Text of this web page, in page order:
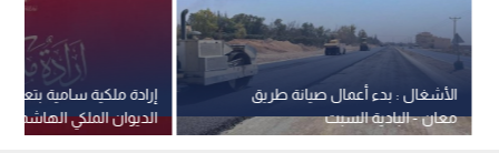
إرادة ملكية سامية
الديوان الملكي
جلالة الملك عضوين
الأشغال : بدء أعمال صيانة طريق
معان - البادية السبت